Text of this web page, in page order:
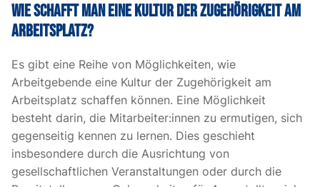
Wie schafft man eine Kultur der Zugehörigkeit am
Arbeitsplatz?
Es gibt eine Reihe von Möglichkeiten, wie
Arbeitgebende eine Kultur der Zugehörigkeit am
Arbeitsplatz schaffen können. Eine Möglichkeit
besteht darin, die Mitarbeiter:innen zu ermutigen, sich
gegenseitig kennen zu lernen. Dies geschieht
insbesondere durch die Ausrichtung von
gesellschaftlichen Veranstaltungen oder durch die